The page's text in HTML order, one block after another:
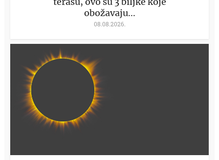
obožavaju...
08.08.2026.